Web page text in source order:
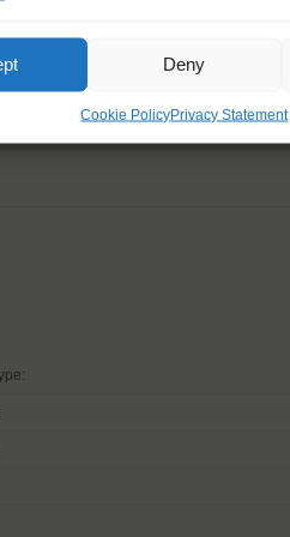
Deny
Cookie PolicyPrivacy Statement